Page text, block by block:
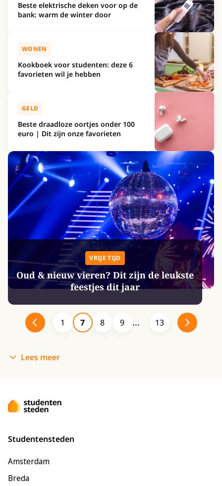
Beste elektrische deken voor op de
bank: warm de winter door
WONEN
Kookboek voor studenten: deze 6
favorieten wil je hebben
GELD
Beste draadloze oortjes onder 100
euro | Dit zijn onze favorieten
VRIJE TIJD
Oud & nieuw vieren? Dit zijn de leukste
feestjes dit jaar
1 7 8 9 13
Lees meer
Studentensteden
Amsterdam
Breda